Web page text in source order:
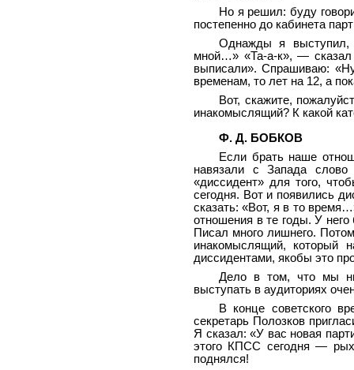
Но я решил: буду
постепенно до кабинета
Однажды я выступил,
мной…» «Та-а-к», — сказал
выписали». Спрашиваю:
временам, то лет на 12, а
Вот, скажите,
инакомыслящий? К какой
Ф. Д. БОБКОВ
Если брать наше
навязали с Запада
«диссидент» для того,
сегодня. Вот и появились
сказать: «Вот, я в то
отношения в те годы. У
Писал много лишнего.
инакомыслящий, который
диссидентами, якобы это
Дело в том, что мы
выступать в аудиториях
В конце советского
секретарь Полозков
Я сказал: «У вас новая
этого КПСС сегодня —
поднялся!